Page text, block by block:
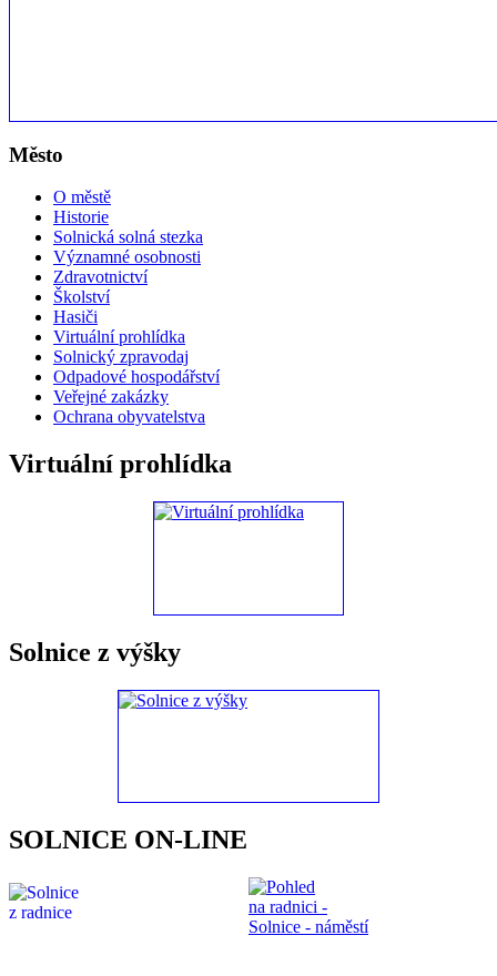
Město
O městě
Historie
Solnická solná stezka
Významné osobnosti
Zdravotnictví
Školství
Hasiči
Virtuální prohlídka
Solnický zpravodaj
Odpadové hospodářství
Veřejné zakázky
Ochrana obyvatelstva
Virtuální prohlídka
Solnice z výšky
SOLNICE ON-LINE